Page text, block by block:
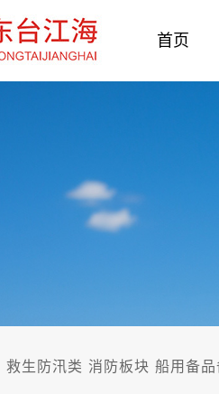
首页
救生防汛类 消防板块 船用备品